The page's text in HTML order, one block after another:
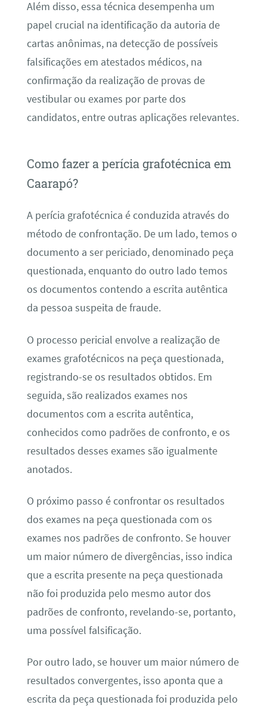
Além disso, essa técnica desempenha um
papel crucial na identificação da autoria de
cartas anônimas, na detecção de possíveis
falsificações em atestados médicos, na
confirmação da realização de provas de
vestibular ou exames por parte dos
candidatos, entre outras aplicações relevantes.
Como fazer a perícia grafotécnica em
Caarapó?
A perícia grafotécnica é conduzida através do
método de confrontação. De um lado, temos o
documento a ser periciado, denominado peça
questionada, enquanto do outro lado temos
os documentos contendo a escrita autêntica
da pessoa suspeita de fraude.
O processo pericial envolve a realização de
exames grafotécnicos na peça questionada,
registrando-se os resultados obtidos. Em
seguida, são realizados exames nos
documentos com a escrita autêntica,
conhecidos como padrões de confronto, e os
resultados desses exames são igualmente
anotados.
O próximo passo é confrontar os resultados
dos exames na peça questionada com os
exames nos padrões de confronto. Se houver
um maior número de divergências, isso indica
que a escrita presente na peça questionada
não foi produzida pelo mesmo autor dos
padrões de confronto, revelando-se, portanto,
uma possível falsificação.
Por outro lado, se houver um maior número de
resultados convergentes, isso aponta que a
escrita da peça questionada foi produzida pelo